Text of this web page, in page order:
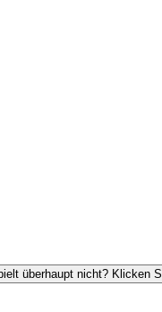
überhaupt nicht? Klicken